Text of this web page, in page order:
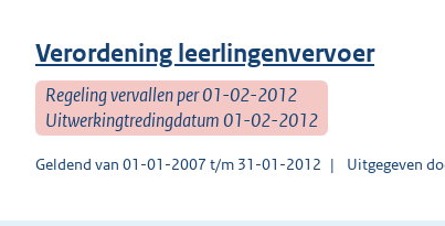
Verordening leerlingenvervoer
Regeling vervallen per 01-02-2012
Uitwerkingtredingdatum 01-02-2012
Geldend van 01-01-2007 t/m 31-01-2012 Uitgegeven